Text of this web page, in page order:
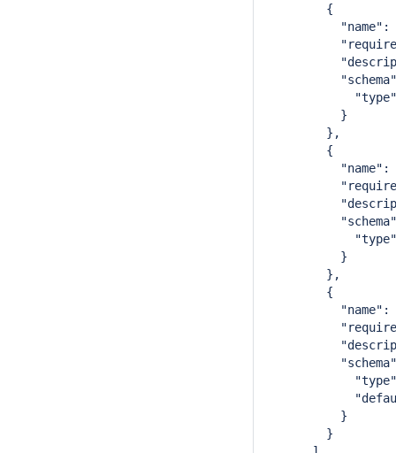
{
"name":
"description":
"type":
}
},
{
"name":
"type":
}
},
{
"name":
"description":
"type":
}
}